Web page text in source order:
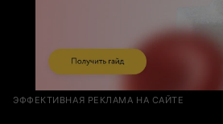
ЭФФЕКТИВНАЯ РЕКЛАМА НА САЙТЕ